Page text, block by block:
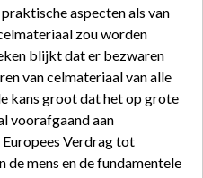
aspecten als van
zou worden
blijkt dat er bezwaren
van celmateriaal van alle
kans groot dat het op grote
voorafgaand aan
Verdrag tot
de mens en de fundamentele